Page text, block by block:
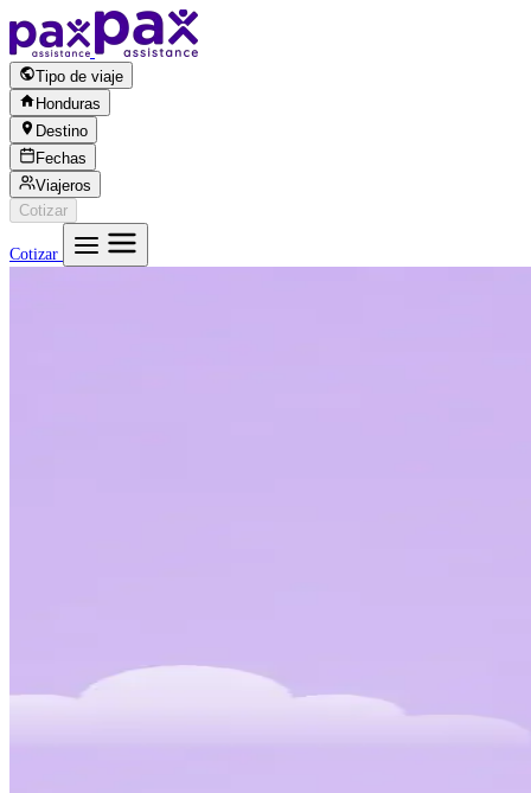
Saltar al contenido
Tipo de viaje
Honduras
Destino
Fechas
Viajeros
Cotizar
Cotizar